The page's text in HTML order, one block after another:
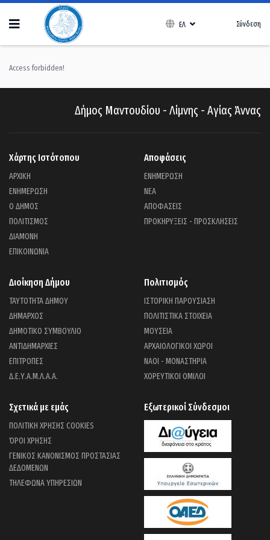
ΕΛ Σύνδεση
Access forbidden!
Δήμος Μαντουδίου - Λίμνης - Αγίας Άννας
Χάρτης Ιστότοπου
ΑΡΧΙΚΗ
ΕΝΗΜΕΡΩΣΗ
Ο ΔΗΜΟΣ
ΠΟΛΙΤΙΣΜΟΣ
ΔΙΑΜΟΝΗ
ΕΠΙΚΟΙΝΩΝΙΑ
Αποφάσεις
ΕΝΗΜΕΡΩΣΗ
ΝΕΑ
ΑΠΟΦΑΣΕΙΣ
ΠΡΟΚΗΡΥΞΕΙΣ - ΠΡΟΣΚΛΗΣΕΙΣ
Διοίκηση Δήμου
ΤΑΥΤΟΤΗΤΑ ΔΗΜΟΥ
ΔΗΜΑΡΧΟΣ
ΔΗΜΟΤΙΚΟ ΣΥΜΒΟΥΛΙΟ
ΑΝΤΙΔΗΜΑΡΧΙΕΣ
ΕΠΙΤΡΟΠΕΣ
Δ.Ε.Υ.Α.Μ.Λ.Α.Α.
Πολιτισμός
ΙΣΤΟΡΙΚΗ ΠΑΡΟΥΣΙΑΣΗ
ΠΟΛΙΤΙΣΤΙΚΑ ΣΤΟΙΧΕΙΑ
ΜΟΥΣΕΙΑ
ΑΡΧΑΙΟΛΟΓΙΚΟΙ ΧΩΡΟΙ
ΝΑΟΙ - ΜΟΝΑΣΤΗΡΙΑ
ΧΟΡΕΥΤΙΚΟΙ ΟΜΙΛΟΙ
Σχετικά με εμάς
ΠΟΛΙΤΙΚΗ ΧΡΗΣΗΣ COOKIES
ΌΡΟΙ ΧΡΗΣΗΣ
ΓΕΝΙΚΟΣ ΚΑΝΟΝΙΣΜΟΣ ΠΡΟΣΤΑΣΙΑΣ
ΔΕΔΟΜΕΝΩΝ
ΤΗΛΕΦΩΝΑ ΥΠΗΡΕΣΙΩΝ
Εξωτερικοί Σύνδεσμοι